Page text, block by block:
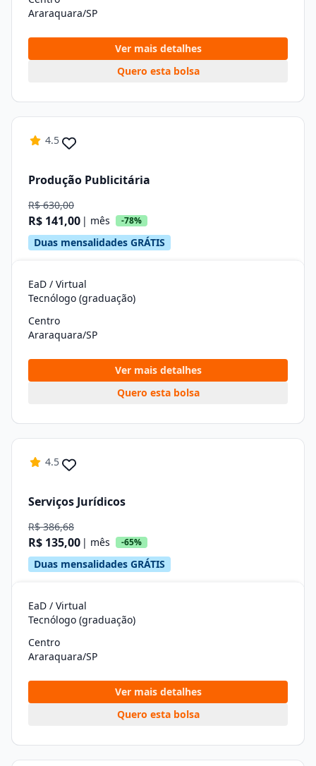
Araraquara/SP
Ver mais detalhes
Quero esta bolsa
4.5
Produção Publicitária
R$ 630,00
R$ 141,00 | mês -78%
Duas mensalidades GRÁTIS
EaD / Virtual
Tecnólogo (graduação)
Centro
Araraquara/SP
Ver mais detalhes
Quero esta bolsa
4.5
Serviços Jurídicos
R$ 386,68
R$ 135,00 | mês -65%
Duas mensalidades GRÁTIS
EaD / Virtual
Tecnólogo (graduação)
Centro
Araraquara/SP
Ver mais detalhes
Quero esta bolsa